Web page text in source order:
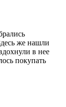
же нашли
в нее
покупать